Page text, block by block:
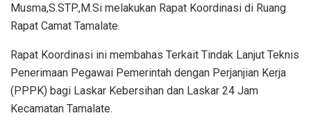
Musma,S.STP.,M.Si melakukan Rapat Koordinasi di Ruang
Rapat Camat Tamalate.
Rapat Koordinasi ini membahas Terkait Tindak Lanjut Teknis
Penerimaan Pegawai Pemerintah dengan Perjanjian Kerja
(PPPK) bagi Laskar Kebersihan dan Laskar 24 Jam
Kecamatan Tamalate.